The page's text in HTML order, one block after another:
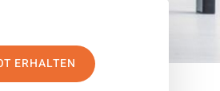
ERHALTEN